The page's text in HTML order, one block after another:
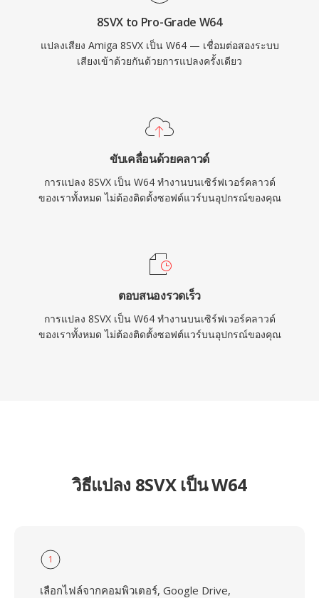
8SVX to Pro-Grade W64
แปลงเสียง Amiga 8SVX เป็น W64 — เชื่อมต่อสองระบบ
เสียงเข้าด้วยกันด้วยการแปลงครั้งเดียว
ขับเคลื่อนด้วยคลาวด์
การแปลง 8SVX เป็น W64 ทำงานบนเซิร์ฟเวอร์คลาวด์
ของเราทั้งหมด ไม่ต้องติดตั้งซอฟต์แวร์บนอุปกรณ์ของคุณ
ตอบสนองรวดเร็ว
การแปลง 8SVX เป็น W64 ทำงานบนเซิร์ฟเวอร์คลาวด์
ของเราทั้งหมด ไม่ต้องติดตั้งซอฟต์แวร์บนอุปกรณ์ของคุณ
วิธีแปลง 8SVX เป็น W64
1
เลือกไฟล์จากคอมพิวเตอร์, Google Drive,